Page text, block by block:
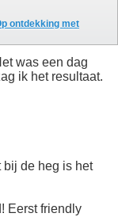
ontdekking met
was een dag
ik het resultaat.
bij de heg is het
Eerst friendly